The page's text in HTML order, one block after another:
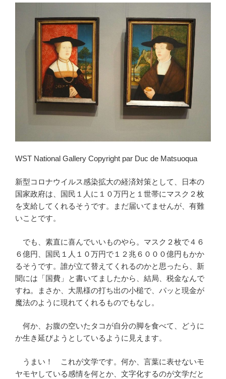
WST National Gallery Copyright par Duc de Matsuoqua
新型コロナウイルス感染拡大の経済対策として、日本の
国家政府は、国民１人に１０万円と１世帯にマスク２枚
を支給してくれるそうです。まだ届いてませんが、有難
いことです。
でも、素直に喜んでいいものやら。マスク２枚で４６
６億円、国民１人１０万円で１２兆６０００億円もかか
るそうです。誰が立て替えてくれるのかと思ったら、新
聞には「国費」と書いてましたから、結局、税金なんで
すね。まさか、大黒様の打ち出の小槌で、パッと現金が
魔法のように現れてくれるものでもなし。
何か、お腹の空いたタコが自分の脚を食べて、どうに
か生き延びようとしているように見えます。
うまい！ これが文学です。何か、言葉に表せないモ
ヤモヤしている感情を何とか、文字化するのが文学だと